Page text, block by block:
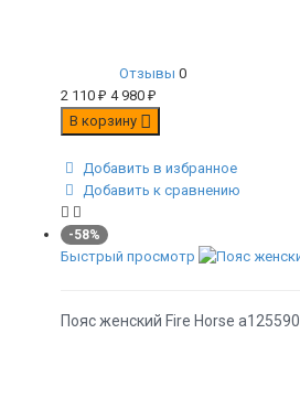
Отзывы 0
2 110 ₽ 4 980 ₽
В корзину
Добавить в избранное
Добавить к сравнению
-58%
Быстрый просмотр
Пояс женский Fire Horse а125590